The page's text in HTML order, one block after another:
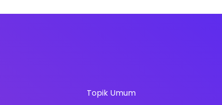
Topik Umum